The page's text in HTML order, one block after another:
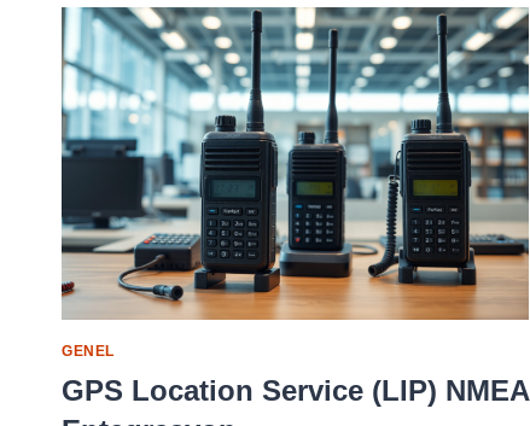
GENEL
GPS Location Service (LIP) NMEA